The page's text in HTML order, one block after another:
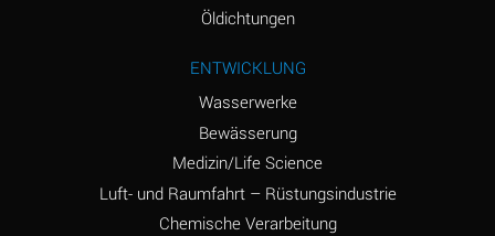
Ammonium Phosphate
A
Ammonium Sulfate
(Aqueous)
Öldichtungen
ENTWICKLUNG
Wasserwerke
Bewässerung
Medizin/Life Science
Luft- und Raumfahrt – Rüstungsindustrie
Chemische Verarbeitung